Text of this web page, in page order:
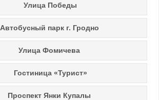
Улица Победы
Автобусный парк г. Гродно
Улица Фомичева
Гостиница «Турист»
Проспект Янки Купалы